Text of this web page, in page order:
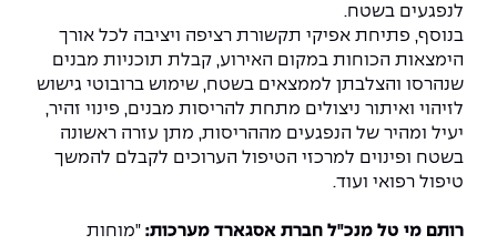
לנפגעים בשטח.
בנוסף, פתיחת אפיקי תקשורת רציפה ויציבה לכל אורך
הימצאות הכוחות במקום האירוע, קבלת תוכניות מבנים
שנהרסו והצלבתן לממצאים בשטח, שימוש ברובוטי גישוש
לזיהוי ואיתור ניצולים מתחת להריסות מבנים, פינוי זהיר,
יעיל ומהיר של הנפגעים מההריסות, מתן עזרה ראשונה
בשטח ופינוים למרכזי הטיפול הערוכים לקבלם להמשך
טיפול רפואי ועוד.
רותם מי טל מנכ"ל חברת אסגארד מערכות: "מוחות
צור קשר
חדשות אפקה
כתבות
מדברים הנדסה (פודקאסט)
ידיעות מן העיתונות
הנדסה רפואית
מערכות תבוניות AI
יחידות לימוד אקדמיות
היחידה למתמטיקה
היחידה לפיזיקה
מעטפת תמיכה למשרתות ולמשרתים
מעטפת חוסן
אופק – מרכזים לפיתוח מיומנויות
מועדוני סטודנטים
נבחרות הספורט
מלגות ע״ב נתוני קבלה
תנאי קבלה - הנדסה
ולמשרתי המילואים – תשפ״ו
Skills & Tech
כנסי פיתוח הון אנושי לאומי בהנדסה
כנס עיבוד דיבור
מדד הכישורים